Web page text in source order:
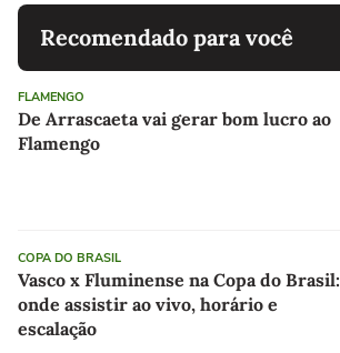
Recomendado para você
FLAMENGO
De Arrascaeta vai gerar bom lucro ao
Flamengo
COPA DO BRASIL
Vasco x Fluminense na Copa do Brasil:
onde assistir ao vivo, horário e
escalação